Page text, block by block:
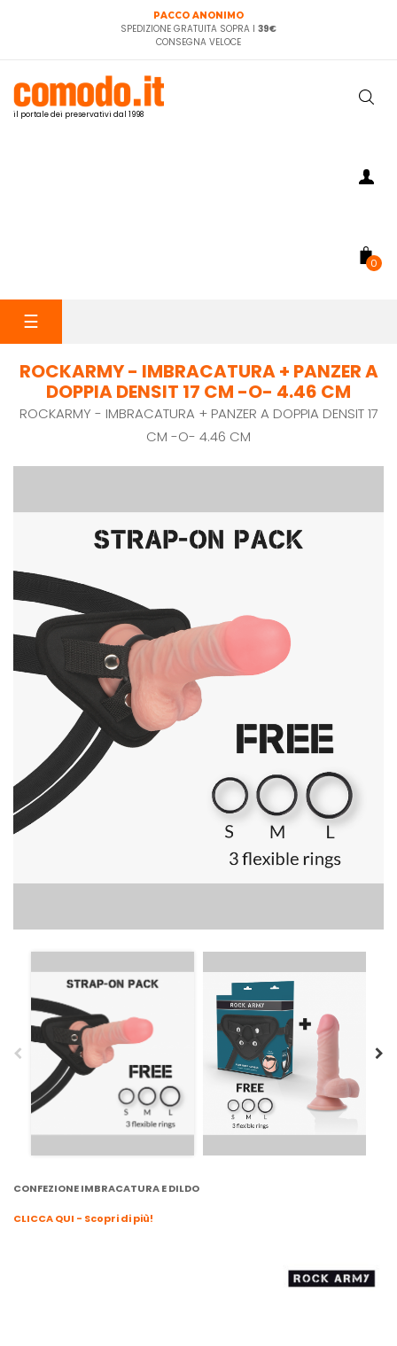
PACCO ANONIMO
SPEDIZIONE GRATUITA SOPRA I 39€
CONSEGNA VELOCE
il portale dei preservativi dal 1998
0
navigazione
☰
ROCKARMY - IMBRACATURA + PANZER A
DOPPIA DENSIT 17 CM -O- 4.46 CM
ROCKARMY - IMBRACATURA + PANZER A DOPPIA DENSIT 17
CM -O- 4.46 CM
CONFEZIONE IMBRACATURA E DILDO
CLICCA QUI - Scopri di più!